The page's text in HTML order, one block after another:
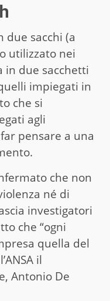
due sacchi (a
utilizzato nei
in due sacchetti
impiegati in
che si
agli
pensare a una
che non
né di
investigatori
che “ogni
quella del
il
Antonio De